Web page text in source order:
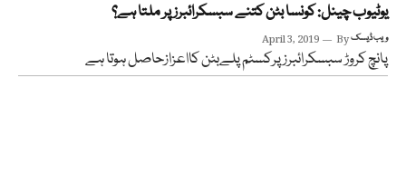
یوٹیوب چینل: کونسا بٹن کتنے سبسکرائبرز پر ملتا ہے؟
April 3, 2019 Byویب ڈیسک
پانچ کروڑ سبسکرائبرز پرکسٹم پلےبٹن کااعزازحاصل ہوتا ہے